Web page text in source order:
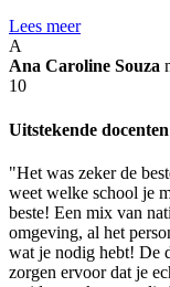
Lees meer
A
Ana Caroline Souza
10
Uitstekende
"Het was zeker de
weet welke school je
beste! Een mix van
omgeving, al het
wat je nodig hebt! De
zorgen ervoor dat je